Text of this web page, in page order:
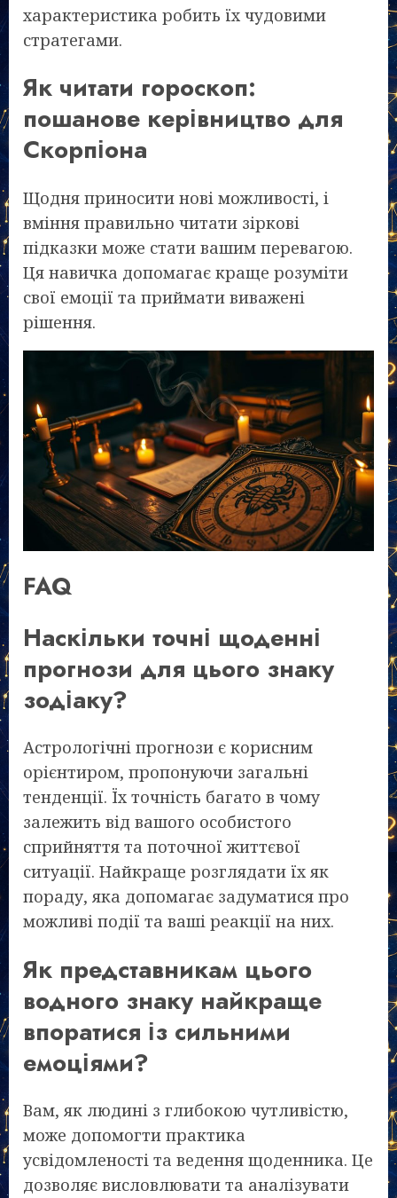
характеристика робить їх чудовими
стратегами.
Як читати гороскоп:
пошанове керівництво для
Скорпіона
Щодня приносити нові можливості, і
вміння правильно читати зіркові
підказки може стати вашим перевагою.
Ця навичка допомагає краще розуміти
свої емоції та приймати виважені
рішення.
FAQ
Наскільки точні щоденні
прогнози для цього знаку
зодіаку?
Астрологічні прогнози є корисним
орієнтиром, пропонуючи загальні
тенденції. Їх точність багато в чому
залежить від вашого особистого
сприйняття та поточної життєвої
ситуації. Найкраще розглядати їх як
пораду, яка допомагає задуматися про
можливі події та ваші реакції на них.
Як представникам цього
водного знаку найкраще
впоратися із сильними
емоціями?
Вам, як людині з глибокою чутливістю,
може допомогти практика
усвідомленості та ведення щоденника. Це
дозволяє висловлювати та аналізувати